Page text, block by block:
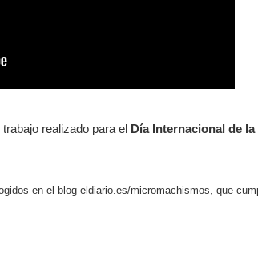
realizado para el Día Internacional de
en el blog eldiario.es/micromachismos, que